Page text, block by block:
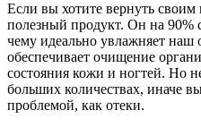
Если вы хотите вернуть
полезный продукт. Он на 90%
чему идеально увлажняет наш
обеспечивает очищение
состояния кожи и ногтей. Но
больших количествах, иначе
проблемой, как отеки.